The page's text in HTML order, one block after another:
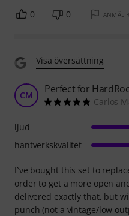
0 0 ANMÄL
Visa översättning
CM Perfect for
Carlos
I`ve bought this set to
order to get a more open
delivered exactly that, but
punch (not a vintage/low
ljud
hantverkskvalitet